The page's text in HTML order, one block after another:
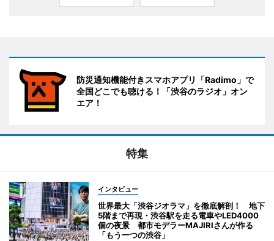
防災通知機能付きスマホアプリ「Radimo」で
全国どこでも聴ける！「渋谷のラジオ」オン
エア！
特集
インタビュー
世界最大「渋谷ジオラマ」を徹底解剖！ 地下
5階まで再現・渋谷駅を走る電車やLED4000
個の夜景 都市モデラーMAJIRIさんが作る
「もう一つの渋谷」